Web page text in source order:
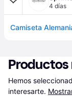
4 días
Productos
Hemos
interesarte.